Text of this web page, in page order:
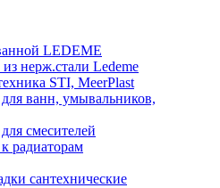
LEDEME
нерж.стали Ledeme
STI, MeerPlast
ванн, умывальников,
смесителей
радиаторам
сантехнические